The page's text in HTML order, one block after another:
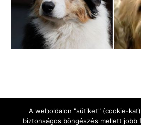
A weboldalon "sütiket" (cookie-
biztonságos böngészés mellett jobb